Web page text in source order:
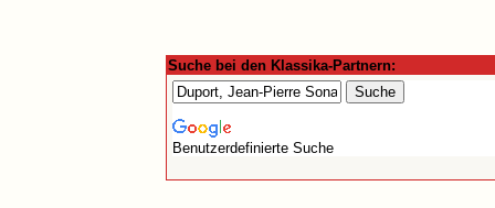
Suche bei den Klassika-Partnern:
Benutzerdefinierte Suche